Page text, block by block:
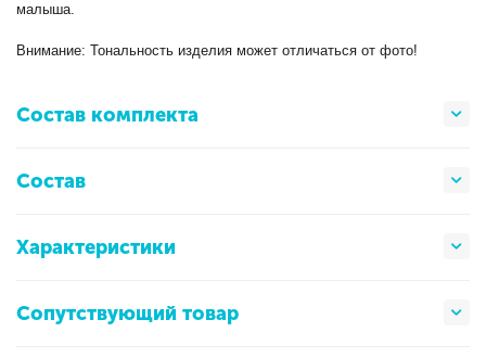
малыша.
Внимание: Тональность изделия может отличаться от фото!
Состав комплекта
Состав
Характеристики
Сопутствующий товар